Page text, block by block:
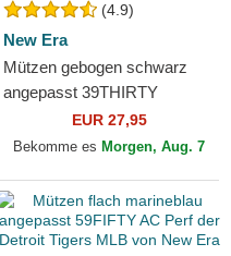
(4.9)
New Era
Mützen gebogen schwarz
angepasst 39THIRTY
Essential der Los Angeles
Dodgers MLB von New Era
EUR 27,95
Bekomme es Morgen, Aug. 7